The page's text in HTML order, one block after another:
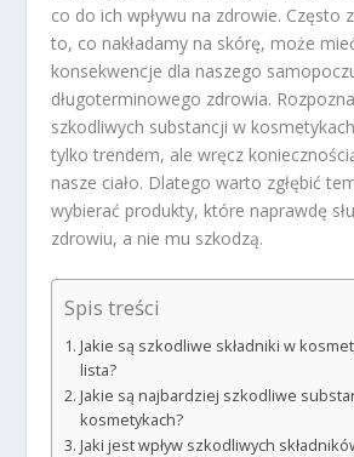
co do ich wpływu na zdrowie. Często
to, co nakładamy na skórę, może
konsekwencje dla naszego
długoterminowego zdrowia.
szkodliwych substancji w
tylko trendem, ale wręcz
nasze ciało. Dlatego warto zgłębić
wybierać produkty, które naprawdę
zdrowiu, a nie mu szkodzą.
Spis treści
Jakie są szkodliwe składniki w
lista?
Jakie są najbardziej szkodliwe
kosmetykach?
Jaki jest wpływ szkodliwych